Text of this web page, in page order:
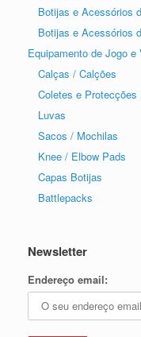
Botijas e Acessórios
Botijas e Acessórios
Equipamento de Jogo e
Calças / Calções
Coletes e Protecções
Luvas
Sacos / Mochilas
Knee / Elbow Pads
Capas Botijas
Battlepacks
Newsletter
Endereço email: